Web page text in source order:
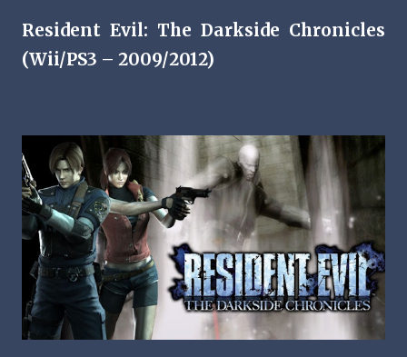
Resident Evil: The Darkside Chronicles
(Wii/PS3 – 2009/2012)